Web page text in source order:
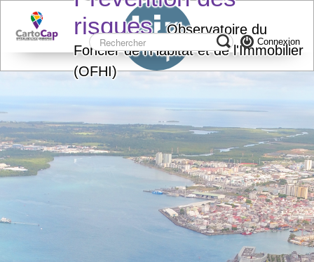
risques Observatoire du
Foncier de l'Habitat et de l'Immobilier
(OFHI)
Connexion